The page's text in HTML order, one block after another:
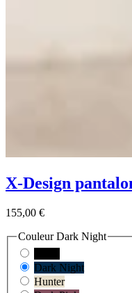
X-Design
155,00 €
Couleur Dark Night
Dark Night
Hunter